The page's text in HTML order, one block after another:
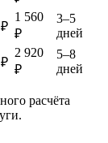
1 560
₽
3–5
дней
2 920
₽
5–8
дней
расчёта